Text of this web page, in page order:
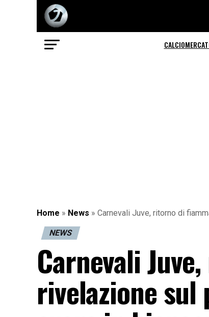
Home » News » Carnevali Juve, ritorno di
NEWS
Carnevali
rivelazione